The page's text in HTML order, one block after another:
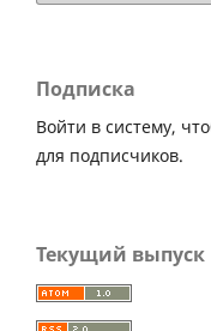
Подписка
Войти в систему,
для подписчиков.
Текущий выпуск